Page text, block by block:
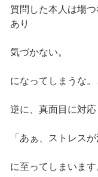
質問した本人は場
あり
気づかない。
になってしまうな。
逆に、真面目に対
「あぁ、ストレスが
に至ってしまいます